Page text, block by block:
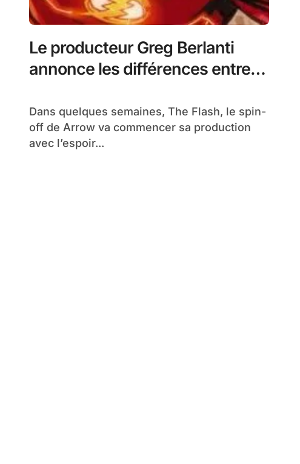
Le producteur Greg Berlanti
annonce les différences entre
Dans quelques semaines, The Flash, le spin-
off de Arrow va commencer sa production
avec l’espoir...